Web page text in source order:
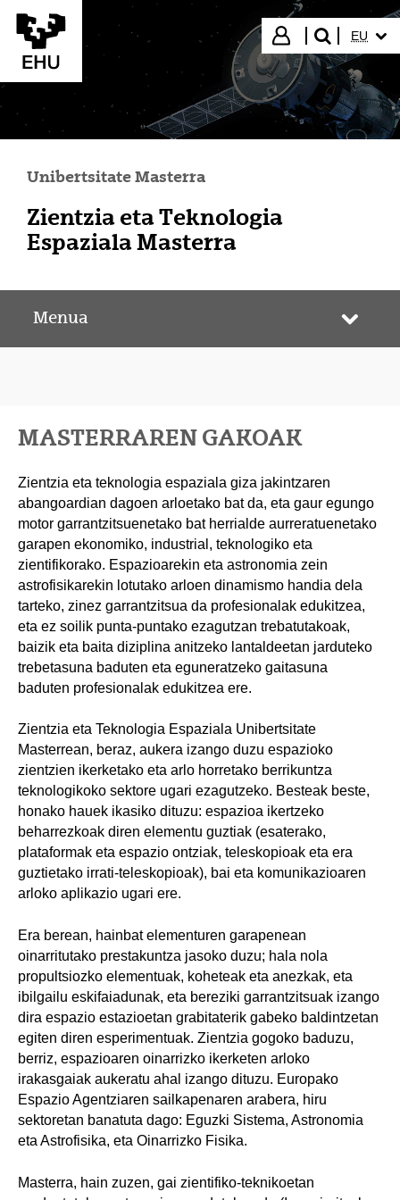
Eduki nagusira joan
Hasi saioa
bilatu"
EU
Unibertsitate Masterra
Zientzia eta Teknologia
Espaziala Masterra
Menua
MASTERRAREN GAKOAK
Zientzia eta teknologia espaziala giza jakintzaren
abangoardian dagoen arloetako bat da, eta gaur egungo
motor garrantzitsuenetako bat herrialde aurreratuenetako
garapen ekonomiko, industrial, teknologiko eta
zientifikorako. Espazioarekin eta astronomia zein
astrofisikarekin lotutako arloen dinamismo handia dela
tarteko, zinez garrantzitsua da profesionalak edukitzea,
eta ez soilik punta-puntako ezagutzan trebatutakoak,
baizik eta baita diziplina anitzeko lantaldeetan jarduteko
trebetasuna baduten eta eguneratzeko gaitasuna
baduten profesionalak edukitzea ere.
Zientzia eta Teknologia Espaziala Unibertsitate
Masterrean, beraz, aukera izango duzu espazioko
zientzien ikerketako eta arlo horretako berrikuntza
teknologikoko sektore ugari ezagutzeko. Besteak beste,
honako hauek ikasiko dituzu: espazioa ikertzeko
beharrezkoak diren elementu guztiak (esaterako,
plataformak eta espazio ontziak, teleskopioak eta era
guztietako irrati-teleskopioak), bai eta komunikazioaren
arloko aplikazio ugari ere.
Era berean, hainbat elementuren garapenean
oinarritutako prestakuntza jasoko duzu; hala nola
propultsiozko elementuak, koheteak eta anezkak, eta
ibilgailu eskifaiadunak, eta bereziki garrantzitsuak izango
dira espazio estazioetan grabitaterik gabeko baldintzetan
egiten diren esperimentuak. Zientzia gogoko baduzu,
berriz, espazioaren oinarrizko ikerketen arloko
irakasgaiak aukeratu ahal izango dituzu. Europako
Espazio Agentziaren sailkapenaren arabera, hiru
sektoretan banatuta dago: Eguzki Sistema, Astronomia
eta Astrofisika, eta Oinarrizko Fisika.
Masterra, hain zuzen, gai zientifiko-teknikoetan